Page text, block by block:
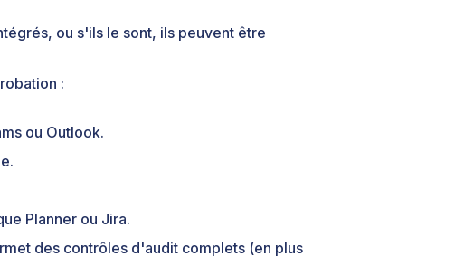
ou s'ils le sont, ils peuvent être
:
ou Outlook.
Planner ou Jira.
des contrôles d'audit complets (en plus